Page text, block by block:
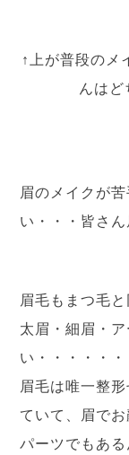
↑上が普段のメ
んはど
眉のメイクが
い・・・皆さ
眉毛もまつ毛
太眉・細眉・
い・・・・・・
眉毛は唯一整
ていて、眉で
パーツでもある